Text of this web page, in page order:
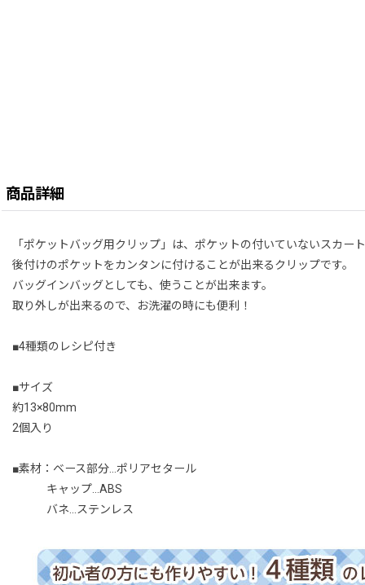
商品詳細
「ポケットバッグ用クリップ」は、ポケットの付いていないスカー
後付けのポケットをカンタンに付けることが出来るクリップです。
バッグインバッグとしても、使うことが出来ます。
取り外しが出来るので、お洗濯の時にも便利！
■4種類のレシピ付き
■サイズ
約13×80mm
2個入り
■素材：ベース部分…ポリアセタール
キャップ…ABS
バネ…ステンレス